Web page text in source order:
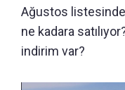
Ağustos listesinde
ne kadara
indirim var?